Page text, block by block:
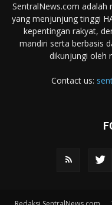
SentralNews.com adalah
yang menjunjung tinggi
kepentingan rakyat,
mandiri serta berbasis
dikunjungi oleh
Contact us: